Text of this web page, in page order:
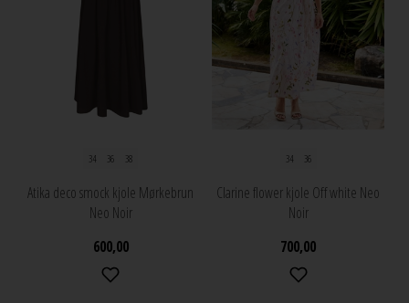
34 36 38
Atika deco smock kjole Mørkebrun
Neo Noir
600,00
34 36
Clarine flower kjole Off white Neo
Noir
700,00